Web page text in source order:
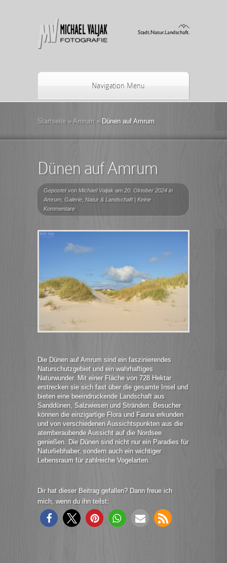
Navigation Menu
Startseite » Amrum »Dünen auf Amrum
Dünen auf Amrum
Gepostet von Michael Valjak am 20. Oktober 2024 in
Amrum Galerie Natur & Landschaft| Keine
Kommentare
Die Dünen auf Amrum sind ein faszinierendes
Naturschutzgebiet und ein wahrhaftiges
Naturwunder. Mit einer Fläche von 728 Hektar
erstrecken sie sich fast über die gesamte Insel und
bieten eine beeindruckende Landschaft aus
Sanddünen, Salzwiesen und Stränden. Besucher
können die einzigartige Flora und Fauna erkunden
und von verschiedenen Aussichtspunkten aus die
atemberaubende Aussicht auf die Nordsee
genießen. Die Dünen sind nicht nur ein Paradies für
Naturliebhaber, sondern auch ein wichtiger
Lebensraum für zahlreiche Vogelarten.
Dir hat dieser Beitrag gefallen? Dann freue ich
mich, wenn du ihn teilst: